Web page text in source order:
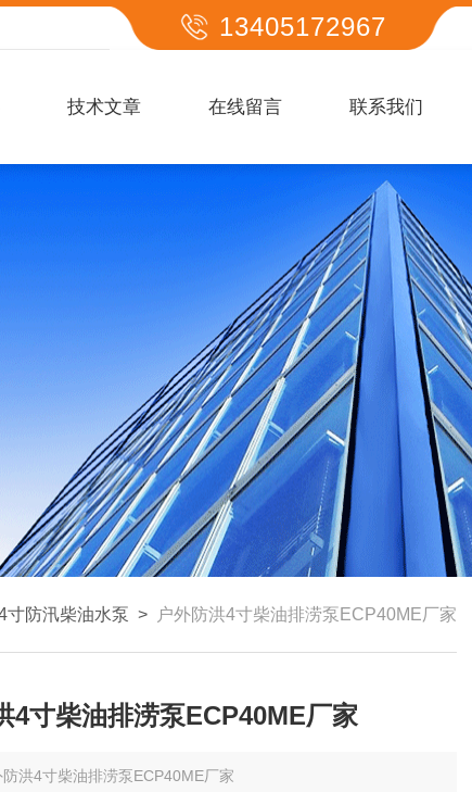
13405172967
技术文章 在线留言 联系我们
寸防汛柴油水泵 > 户外防洪4寸柴油排涝泵ECP40ME厂家
4寸柴油排涝泵ECP40ME厂家
防洪4寸柴油排涝泵ECP40ME厂家